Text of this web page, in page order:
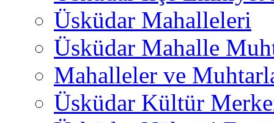
Üsküdar Mahalleleri
Üsküdar Mahalle
Mahalleler ve
Üsküdar Kültür